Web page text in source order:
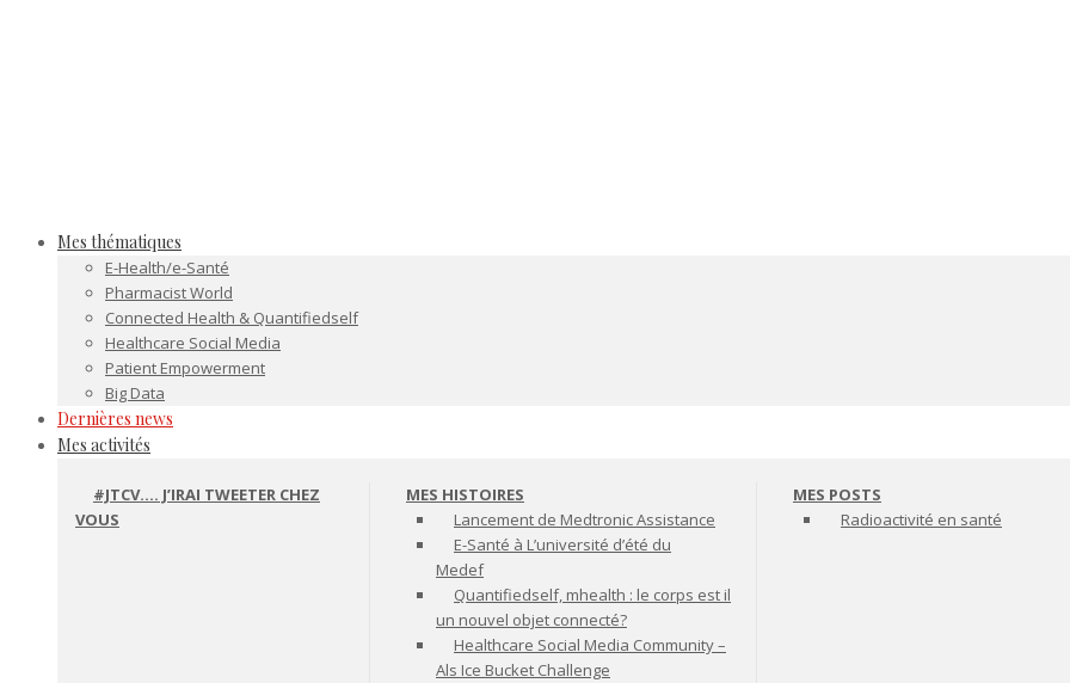
Mes thématiques
E-Health/e-Santé
Pharmacist World
Connected Health & Quantifiedself
Healthcare Social Media
Patient Empowerment
Big Data
Dernières news
Mes activités
#JTCV…. J’IRAI TWEETER CHEZ
VOUS
MES HISTOIRES
Lancement de Medtronic Assistance
E-Santé à L’université d’été du
Medef
Quantifiedself, mhealth : le corps est il
un nouvel objet connecté?
Healthcare Social Media Community –
Als Ice Bucket Challenge
MES POSTS
Radioactivité en santé